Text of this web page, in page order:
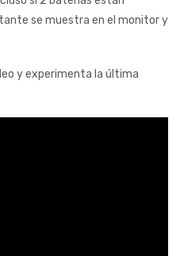
se muestra en el monitor y
y experimenta la última